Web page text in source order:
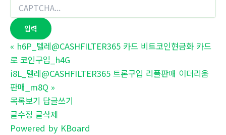
« h6P_텔레@CASHFILTER365 카드 비트코인현금화 카드
로 코인구입_h4G
i8L_텔레@CASHFILTER365 트론구입 리플판매 이더리움
판매_m8Q »
목록보기 답글쓰기
글수정 글삭제
Powered by KBoard